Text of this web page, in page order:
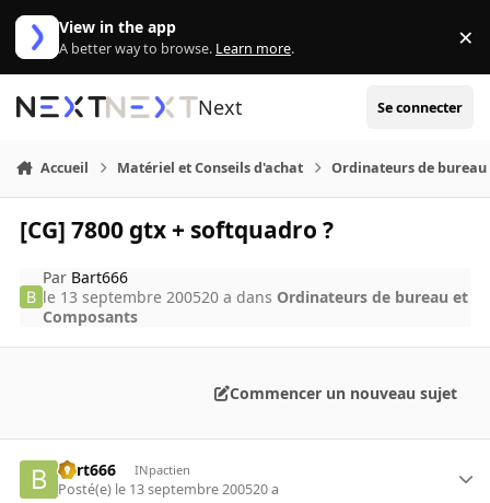
Aller au contenu
View in the app
A better way to browse. Learn more. ×
Next Se connecter
Accueil Matériel et Conseils d'achat Ordinateurs de bureau
[CG] 7800 gtx + softquadro ?
Par Bart666
le 13 septembre 200520 a dans Ordinateurs de bureau et
Composants
Commencer un nouveau sujet
Bart666 INpactien
Posté(e) le 13 septembre 200520 a